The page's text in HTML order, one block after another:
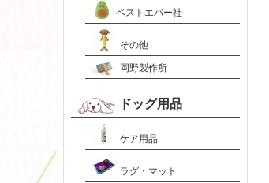
ベストエバー社
その他
岡野製作所
ドッグ用品
ケア用品
ラグ・マット